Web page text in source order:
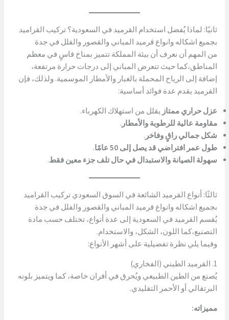
ثانيًا: لماذا يُفضل استخدام القرميد في السعودية؟ تركيب القراميد
بجميع اشكاله وانواع قرميد المباني والقصور والفلل في جدة
من المهم أن نعرف أن بيئة المملكة تتميز بمناخ قاسٍ في معظم
المناطق،كما حيث تتعرض المباني إلى درجات حرارة مرتفعة،
إضافة إلى الرياح المحملة بالغبار والأمطار الموسمية. ولذلك، فإن
القرميد يقدم عدة فوائد أساسية:
عزل حراري ممتاز يقلل من استهلاك الكهرباء.
مقاومة عالية للرطوبة والأمطار .
شكل جمالي راقٍ وفاخر .
طول عمر افتراضي قد يصل إلى 50 عامًا
.
سهولة الصيانة والاستبدال في حال تلف جزء معين فقط.
ثالثًا: أنواع القرميد الشائعة في السوق السعودي تركيب القراميد
بجميع اشكاله وانواع قرميد المباني والقصور والفلل في جدة
يُقسم القرميد في السعودية إلى عدة أنواع، تختلف حسب مادة
التصنيع،كما اللون، الشكل، والاستخدام.
وفيما يلي نظرة تفصيلية على أشهر الأنواع:
1. القرميد الطيني (الفخاري)
يُصنع من الطين الطبيعي ويُحرق في أفران خاصة، كما ويتميز بلونه
البرتقالي أو الأحمر التقليدي.
مميزاته: